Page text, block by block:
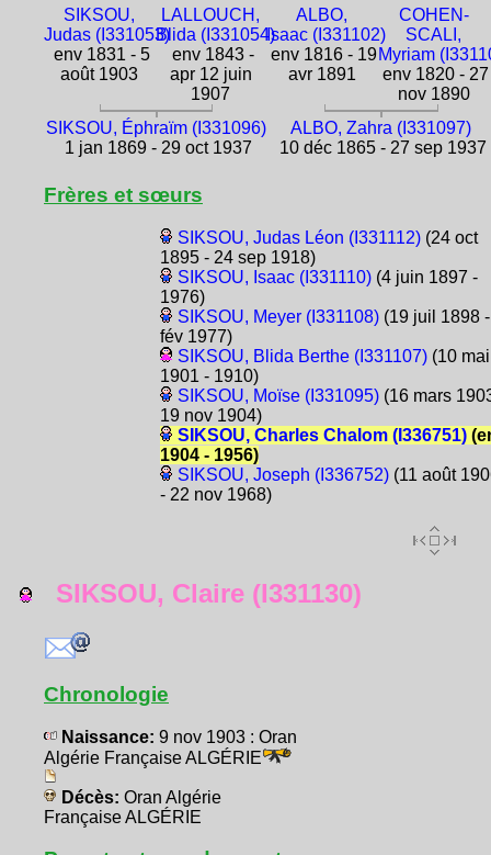
SIKSOU,
Judas (I331053)
env 1831 - 5
août 1903
LALLOUCH,
Blida (I331054)
env 1843 -
apr 12 juin
1907
ALBO,
Isaac (I331102)
env 1816 - 19
avr 1891
COHEN-
SCALI,
Myriam
env 1820 - 27
nov 1890
SIKSOU, Éphraïm (I331096)
1 jan 1869 - 29 oct 1937
ALBO, Zahra (I331097)
10 déc 1865 - 27 sep 1937
Frères et sœurs
SIKSOU, Judas Léon (I331112)(24 oct
1895 - 24 sep 1918)
SIKSOU, Isaac (I331110)(4 juin 1897 -
1976)
SIKSOU, Meyer (I331108)(19 juil 1898
fév 1977)
SIKSOU, Blida Berthe (I331107)(10 mai
1901 - 1910)
SIKSOU, Moïse (I331095)(16 mars
19 nov 1904)
SIKSOU, Charles Chalom (I336751)
1904 - 1956)
SIKSOU, Joseph (I336752)(11 août
- 22 nov 1968)
SIKSOU, Claire (I331130)
Chronologie
Naissance: 9 nov 1903 : Oran
Algérie Française ALGÉRIE
Décès: Oran Algérie
Française ALGÉRIE